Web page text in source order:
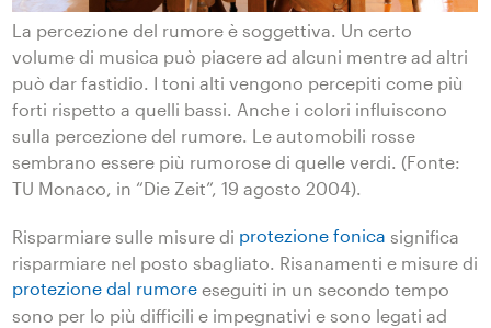
La percezione del rumore è soggettiva. Un certo
volume di musica può piacere ad alcuni mentre ad altri
può dar fastidio. I toni alti vengono percepiti come più
forti rispetto a quelli bassi. Anche i colori influiscono
sulla percezione del rumore. Le automobili rosse
sembrano essere più rumorose di quelle verdi. (Fonte:
TU Monaco, in “Die Zeit”, 19 agosto 2004).
Risparmiare sulle misure di protezione fonica significa
risparmiare nel posto sbagliato. Risanamenti e misure di
protezione dal rumore eseguiti in un secondo tempo
sono per lo più difficili e impegnativi e sono legati ad